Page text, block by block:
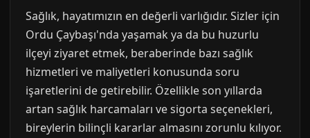
Sağlık, hayatımızın en değerli varlığıdır. Sizler için
Ordu Çaybaşı'nda yaşamak ya da bu huzurlu
ilçeyi ziyaret etmek, beraberinde bazı sağlık
hizmetleri ve maliyetleri konusunda soru
işaretlerini de getirebilir. Özellikle son yıllarda
artan sağlık harcamaları ve sigorta seçenekleri,
bireylerin bilinçli kararlar almasını zorunlu kılıyor.